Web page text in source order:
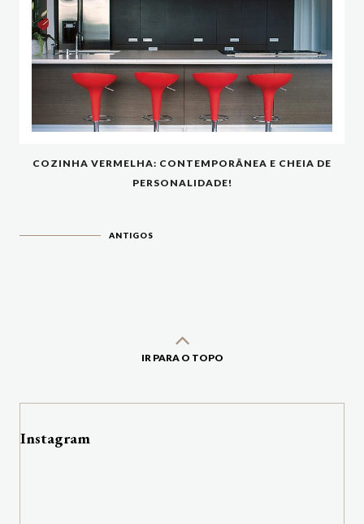
COZINHA VERMELHA: CONTEMPORÂNEA E CHEIA DE
PERSONALIDADE!
ANTIGOS
IR PARA O TOPO
Instagram